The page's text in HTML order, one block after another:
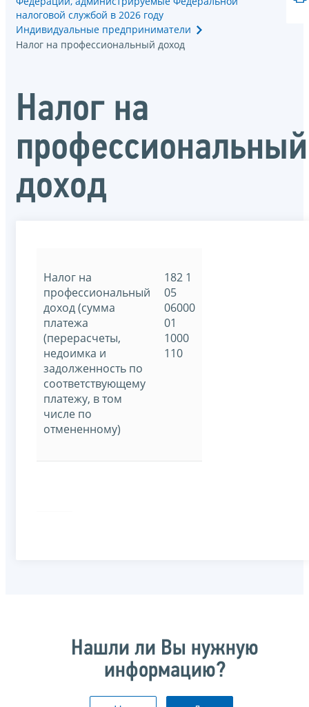
налоговой службой в 2026 году
Индивидуальные предприниматели
Налог на профессиональный доход
Налог на
профессиональный
доход
Налог на
профессиональный
доход (сумма
платежа
(перерасчеты,
недоимка и
задолженность по
соответствующему
платежу, в том
числе по
отмененному)
182 1
05
06000
01
1000
110
Нашли ли Вы нужную
информацию?